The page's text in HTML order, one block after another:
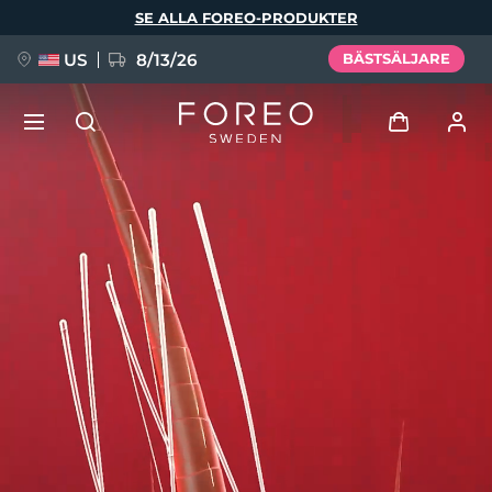
SE ALLA FOREO-PRODUKTER
US 8/13/26 BÄSTSÄLJARE
Mina prenumerationer
NYHET
FAQ™ Pure Beauty-Tech Elixir
BREAKING NEWS
issa™ Teeth Whitening Set
English Deutsch
Français
Italiano
Polski
Svenska
Türkçe
简体中文